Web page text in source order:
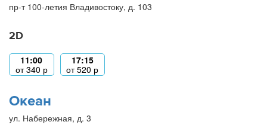
пр-т 100-летия Владивостоку, д. 103
2D
11:00
от340 р
17:15
от520 р
Океан
ул. Набережная, д. 3